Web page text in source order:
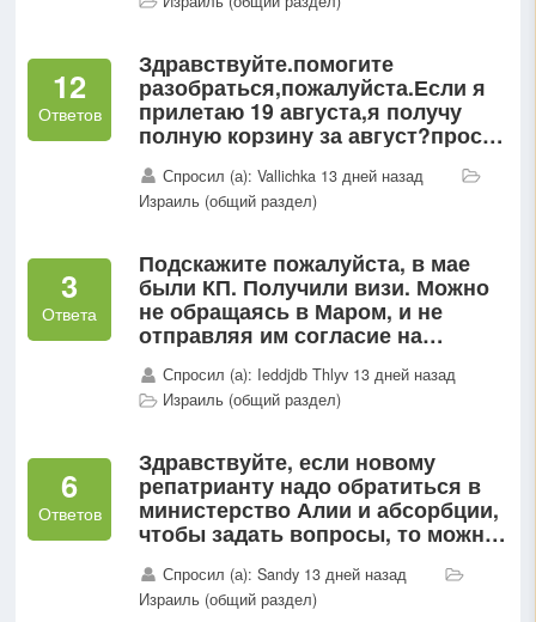
меняли...
12
Ответов
Здравствуйте.помогите
разобраться,пожалуйста.Если я
прилетаю 19 августа,я получу
полную корзину за август?просто
дней в...
Спросил (а): Vallichka 13 дней назад
Израиль (общий раздел)
3
Ответа
Подскажите пожалуйста, в мае
были КП. Получили визи. Можно
не обращаясь в Маром, и не
отправляя им согласие на
Спросил (а): Ieddjdb Thlyv 13 дней назад
Израиль (общий раздел)
6
Ответов
Здравствуйте, если новому
репатрианту надо обратиться в
министерство Алии и абсорбции,
чтобы задать вопросы, то можно
министерства абсорбции или
только согласно твоей...
Спросил (а): Sandy 13 дней назад
Израиль (общий раздел)